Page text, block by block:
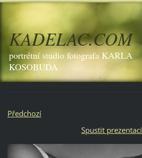
KADELAC.COM
portrétní studio fotografa KARLA
KOSOBUDA
Předchozí
Spustit prezentaci